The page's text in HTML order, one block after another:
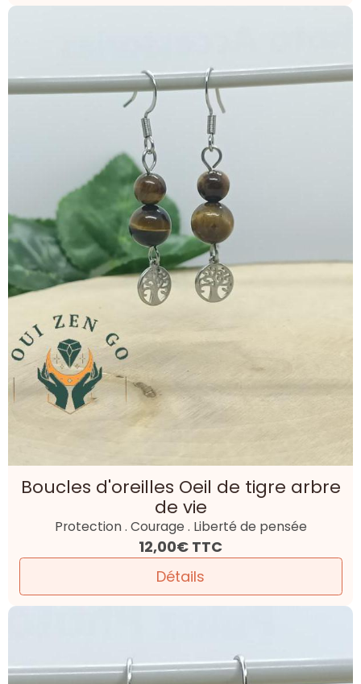
Boucles d'oreilles Oeil de tigre arbre
de vie
Protection . Courage . Liberté de pensée
12,00€ TTC
Détails